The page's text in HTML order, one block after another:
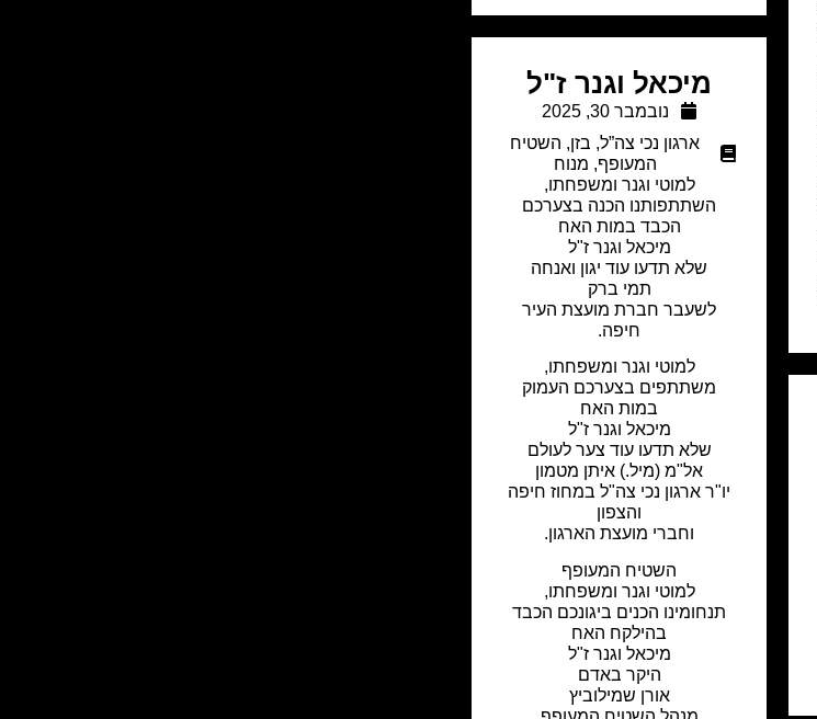
מיכאל וגנר ז"ל
נובמבר 30, 2025
ארגון נכי צה”ל, בזן, השטיח
המעופף, מנוח
למוטי וגנר ומשפחתו,
השתתפותנו הכנה בצערכם
הכבד במות האח
מיכאל וגנר ז"ל
שלא תדעו עוד יגון ואנחה
תמי ברק
לשעבר חברת מועצת העיר
חיפה.
למוטי וגנר ומשפחתו,
משתתפים בצערכם העמוק
במות האח
מיכאל וגנר ז"ל
שלא תדעו עוד צער לעולם
אל"מ (מיל.) איתן מטמון
יו"ר ארגון נכי צה"ל במחוז חיפה
והצפון
וחברי מועצת הארגון.
השטיח המעופף
למוטי וגנר ומשפחתו,
תנחומינו הכנים ביגונכם הכבד
בהילקח האח
מיכאל וגנר ז"ל
היקר באדם
אורן שמילוביץ